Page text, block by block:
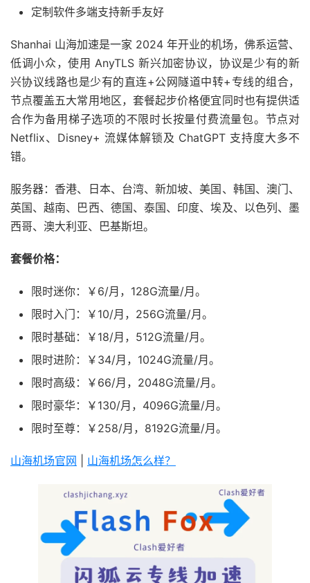
定制软件多端支持新手友好
Shanhai 山海加速是一家 2024 年开业的机场，佛系运营、
低调小众，使用 AnyTLS 新兴加密协议，协议是少有的新
兴协议线路也是少有的直连+公网隧道中转+专线的组合，
节点覆盖五大常用地区，套餐起步价格便宜同时也有提供适
合作为备用梯子选项的不限时长按量付费流量包。节点对
Netflix、Disney+ 流媒体解锁及 ChatGPT 支持度大多不
错。
服务器：香港、日本、台湾、新加坡、美国、韩国、澳门、
英国、越南、巴西、德国、泰国、印度、埃及、以色列、墨
西哥、澳大利亚、巴基斯坦。
套餐价格：
限时迷你：￥6/月，128G流量/月。
限时入门：￥10/月，256G流量/月。
限时基础：￥18/月，512G流量/月。
限时进阶：￥34/月，1024G流量/月。
限时高级：￥66/月，2048G流量/月。
限时豪华：￥130/月，4096G流量/月。
限时至尊：￥258/月，8192G流量/月。
山海机场官网 山海机场怎么样？